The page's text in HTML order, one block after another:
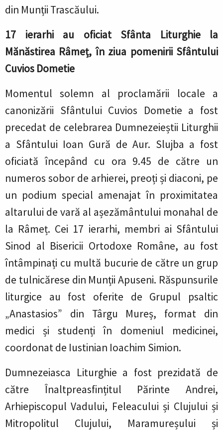
din Munții Trascăului.
17 ierarhi au oficiat Sfânta Liturghie la
Mănăstirea Râmeț, în ziua pomenirii Sfântului
Cuvios Dometie
Momentul solemn al proclamării locale a
canonizării Sfântului Cuvios Dometie a fost
precedat de celebrarea Dumnezeieștii Liturghii
a Sfântului Ioan Gură de Aur. Slujba a fost
oficiată începând cu ora 9.45 de către un
numeros sobor de arhierei, preoți și diaconi, pe
un podium special amenajat în proximitatea
altarului de vară al așezământului monahal de
la Râmeț. Cei 17 ierarhi, membri ai Sfântului
Sinod al Bisericii Ortodoxe Române, au fost
întâmpinați cu multă bucurie de către un grup
de tulnicărese din Munții Apuseni. Răspunsurile
liturgice au fost oferite de Grupul psaltic
„Anastasios” din Târgu Mureș, format din
medici și studenți în domeniul medicinei,
coordonat de Iustinian Ioachim Simion.
Dumnezeiasca Liturghie a fost prezidată de
către Înaltpreasfințitul Părinte Andrei,
Arhiepiscopul Vadului, Feleacului și Clujului și
Mitropolitul Clujului, Maramureșului și